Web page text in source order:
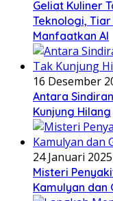
Geliat Kuliner
Teknologi, Tiar
Manfaatkan AI
16 Desember
Antara
Kunjung Hilang
24 Januari 2025
Misteri
Kamulyan dan